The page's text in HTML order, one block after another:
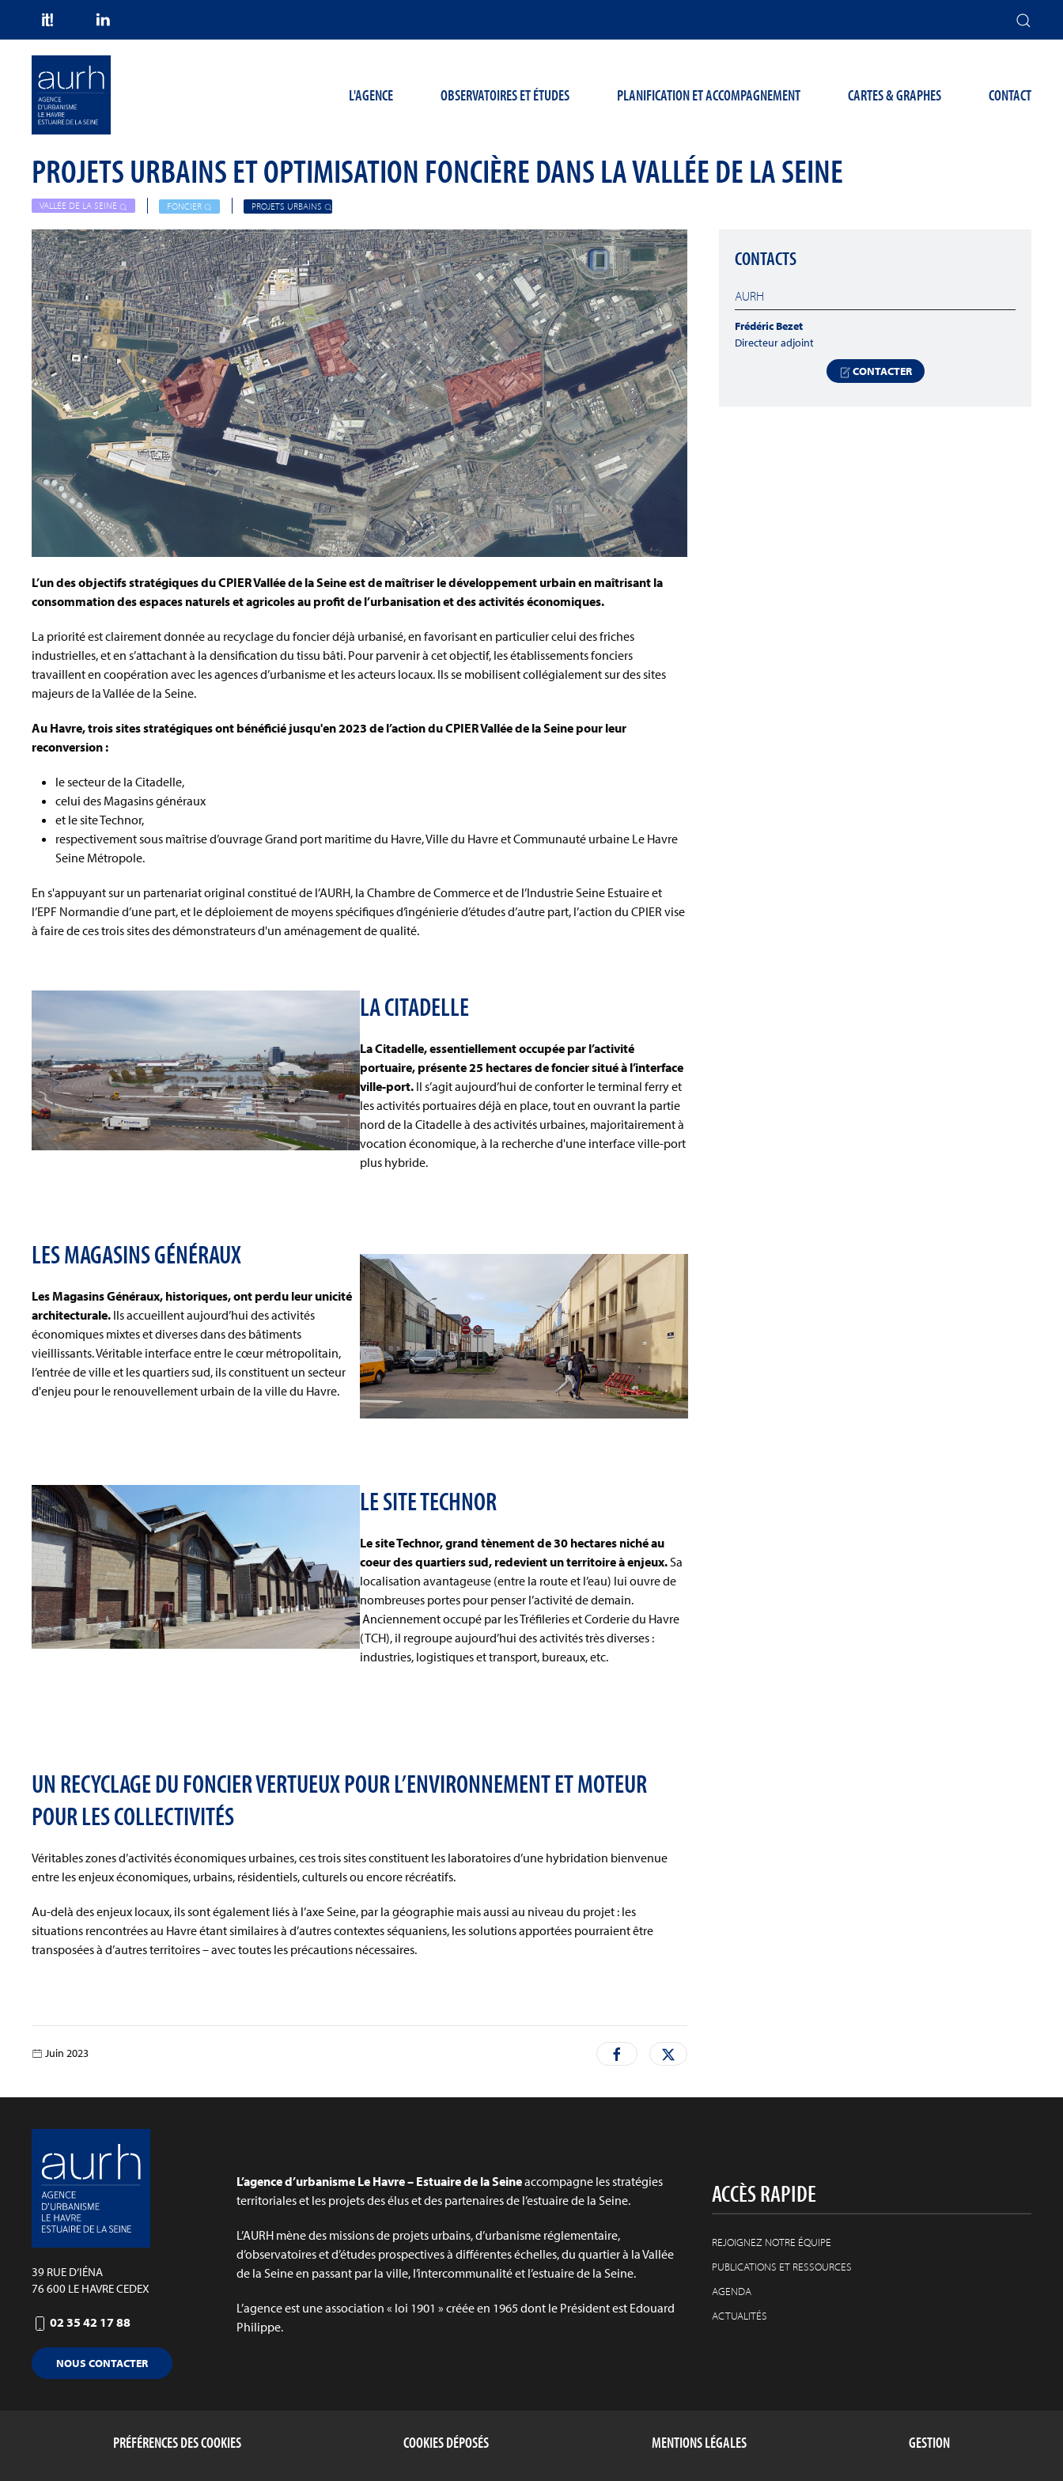
L'AGENCE OBSERVATOIRES ET ÉTUDES PLANIFICATION ET ACCOMPAGNEMENT CARTES & GRAPHES CONTACT
PROJETS URBAINS ET OPTIMISATION FONCIÈRE DANS LA VALLÉE DE LA SEINE
VALLÉE DE LA SEINE FONCIER PROJETS URBAINS
L’un des objectifs stratégiques du CPIER Vallée de la Seine est de maîtriser le développement urbain en maîtrisant la
consommation des espaces naturels et agricoles au profit de l’urbanisation et des activités économiques.
La priorité est clairement donnée au recyclage du foncier déjà urbanisé, en favorisant en particulier celui des friches
industrielles, et en s’attachant à la densification du tissu bâti. Pour parvenir à cet objectif, les établissements fonciers
travaillent en coopération avec les agences d’urbanisme et les acteurs locaux. Ils se mobilisent collégialement sur des sites
majeurs de la Vallée de la Seine.
Au Havre, trois sites stratégiques ont bénéficié jusqu'en 2023 de l’action du CPIER Vallée de la Seine pour leur
reconversion :
le secteur de la Citadelle,
celui des Magasins généraux
et le site Technor,
respectivement sous maîtrise d’ouvrage Grand port maritime du Havre, Ville du Havre et Communauté urbaine Le Havre
Seine Métropole.
En s'appuyant sur un partenariat original constitué de l’AURH, la Chambre de Commerce et de l’Industrie Seine Estuaire et
l’EPF Normandie d’une part, et le déploiement de moyens spécifiques d’ingénierie d’études d’autre part, l’action du CPIER vise
à faire de ces trois sites des démonstrateurs d'un aménagement de qualité.
LA CITADELLE
La Citadelle, essentiellement occupée par l’activité
portuaire, présente 25 hectares de foncier situé à l’interface
ville-port.Il s’agit aujourd’hui de conforter le terminal ferry et
les activités portuaires déjà en place, tout en ouvrant la partie
nord de la Citadelle à des activités urbaines, majoritairement à
vocation économique, à la recherche d'une interface ville-port
plus hybride.
LES MAGASINS GÉNÉRAUX
Les Magasins Généraux, historiques, ont perdu leur unicité
architecturale. Ils accueillent aujourd’hui des activités
économiques mixtes et diverses dans des bâtiments
vieillissants. Véritable interface entre le cœur métropolitain,
l’entrée de ville et les quartiers sud, ils constituent un secteur
d'enjeu pour le renouvellement urbain de la ville du Havre.
LE SITE TECHNOR
Le site Technor, grand tènement de 30 hectares niché au
coeur des quartiers sud, redevient un territoire à enjeux.Sa
localisation avantageuse (entre la route et l’eau) lui ouvre de
nombreuses portes pour penser l’activité de demain.
Anciennement occupé par les Tréfileries et Corderie du Havre
(TCH), il regroupe aujourd’hui des activités très diverses :
industries, logistiques et transport, bureaux, etc.
UN RECYCLAGE DU FONCIER VERTUEUX POUR L’ENVIRONNEMENT ET MOTEUR
POUR LES COLLECTIVITÉS
Véritables zones d’activités économiques urbaines, ces trois sites constituent les laboratoires d’une hybridation bienvenue
entre les enjeux économiques, urbains, résidentiels, culturels ou encore récréatifs.
Au-delà des enjeux locaux, ils sont également liés à l’axe Seine, par la géographie mais aussi au niveau du projet : les
situations rencontrées au Havre étant similaires à d’autres contextes séquaniens, les solutions apportées pourraient être
transposées à d’autres territoires – avec toutes les précautions nécessaires.
Juin 2023
CONTACTS
AURH
Frédéric Bezet
Directeur adjoint
CONTACTER
39 RUE D’IÉNA
76 600 LE HAVRE CEDEX
02 35 42 17 88
NOUS CONTACTER
L’agence d’urbanisme Le Havre – Estuaire de la Seineaccompagne les stratégies
territoriales et les projets des élus et des partenaires de l’estuaire de la Seine.
L’AURH mène des missions de projets urbains, d’urbanisme réglementaire,
d’observatoires et d’études prospectives à différentes échelles, du quartier à la Vallée
de la Seine en passant par la ville, l’intercommunalité et l’estuaire de la Seine.
L’agence est une association « loi 1901 » créée en 1965 dont le Président est Edouard
Philippe.
ACCÈS RAPIDE
REJOIGNEZ NOTRE ÉQUIPE
PUBLICATIONS ET RESSOURCES
AGENDA
ACTUALITÉS
PRÉFÉRENCES DES COOKIES COOKIES DÉPOSÉS MENTIONS LÉGALES GESTION